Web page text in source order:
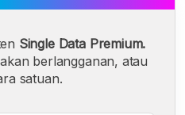
Single Data Premium.
berlangganan, atau
satuan.